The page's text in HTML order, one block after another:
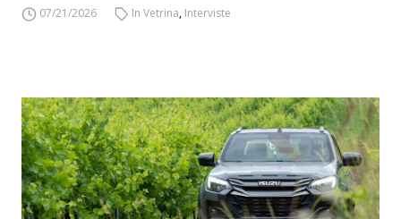
07/21/2026 In Vetrina, Interviste